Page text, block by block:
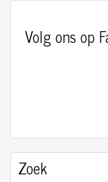
Volg ons op
Zoek